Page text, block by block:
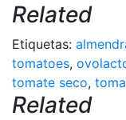
Related
Etiquetas:
tomatoes,
tomate seco,
Related